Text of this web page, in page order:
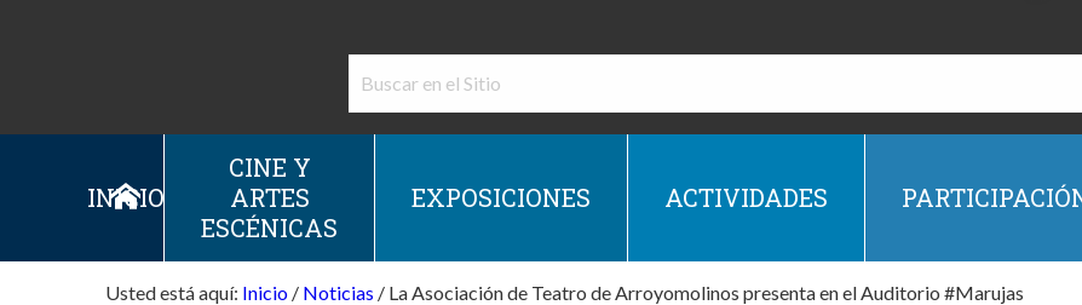
INICIO
CINE Y
ARTES
ESCÉNICAS
EXPOSICIONES ACTIVIDADES
Usted está aquí: Inicio / Noticias / La Asociación de Teatro de Arroyomolinos presenta en el Auditorio #Marujas